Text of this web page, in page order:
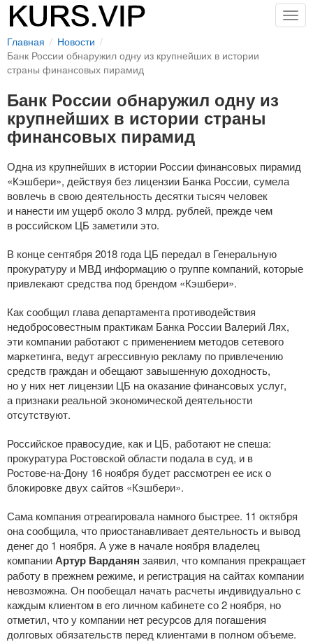
Главная
Новости
Банк России обнаружил одну из крупнейших в истории
страны финансовых пирамид
Банк России обнаружил одну из
крупнейших в истории страны
финансовых пирамид
Одна из крупнейших в истории России финансовых пирамид
«Кэшбери», действуя без лицензии Банка России, сумела
вовлечь в свою деятельность десятки тысяч человек
и нанести им ущерб около 3 млрд. рублей, прежде чем
в российском ЦБ заметили это.
В конце сентября 2018 года ЦБ передал в Генеральную
прокуратуру и МВД информацию о группе компаний, которые
привлекают средства под брендом «Кэшбери».
Как сообщил глава департамента противодействия
недобросовестным практикам Банка России Валерий Лях,
эти компании работают с применением методов сетевого
маркетинга, ведут агрессивную рекламу по привлечению
средств граждан и обещают завышенную доходность,
но у них нет лицензии ЦБ на оказание финансовых услуг,
а признаки реальной экономической деятельности
отсутствуют.
Российское правосудие, как и ЦБ, работают не спеша:
прокуратура Ростовской области подала в суд, и в
Ростове-на-Дону 16 ноября будет рассмотрен ее иск о
блокировке двух сайтов «Кэшбери».
Сама компания отреагировала намного быстрее. 11 октября
она сообщила, что приостанавливает деятельность и вывод
денег до 1 ноября. А уже в начале ноября владелец
компанииАртур Варданян заявил, что компания прекращает
работу в прежнем режиме, и регистрация на сайтах компании
невозможна. Он пообещал начать расчеты индивидуально с
каждым клиентом в его личном кабинете со 2 ноября, но
отметил, что у компании нет ресурсов для погашения
долговых обязательств перед клиентами в полном объеме.